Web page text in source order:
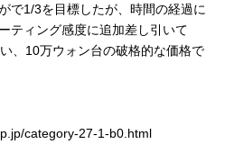
で1/3を目標したが、時間の経過に
ティング感度に追加差し引いて
、10万ウォン台の破格的な価格で
category-27-1-b0.html